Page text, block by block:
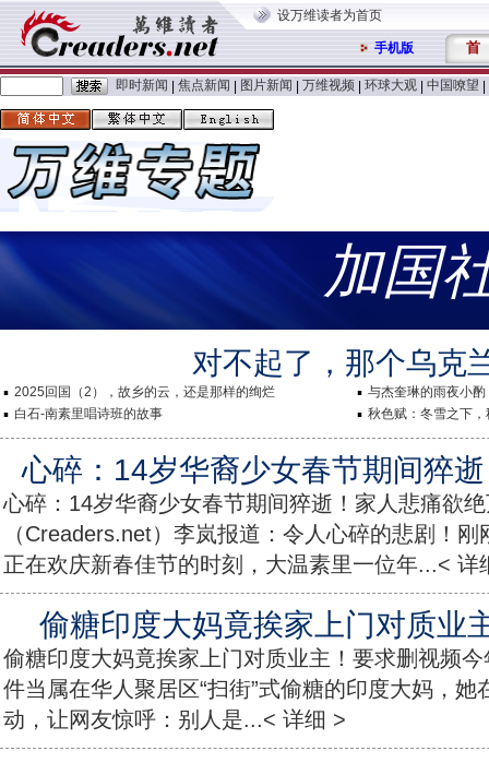
设万维读者为首页
手机版 首
即时新闻 焦点新闻 图片新闻 万维视频 环球大观 中国嘹望
加国
对不起了，那个乌克
2025回国（2），故乡的云，还是那样的绚烂
与杰奎琳的雨夜小酌
白石-南素里唱诗班的故事
秋色赋：冬雪之下，
心碎：14岁华裔少女春节期间猝
心碎：14岁华裔少女春节期间猝逝！家人悲痛欲
（Creaders.net）李岚报道：令人心碎的悲剧！
正在欢庆新春佳节的时刻，大温素里一位年...< 详
偷糖印度大妈竟挨家上门对质业
偷糖印度大妈竟挨家上门对质业主！要求删视频今
件当属在华人聚居区“扫街”式偷糖的印度大妈，她
动，让网友惊呼：别人是...< 详细 >